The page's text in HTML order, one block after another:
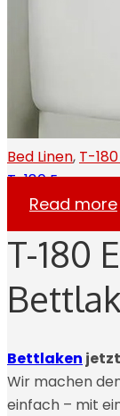
Bed Linen, T-
T-180
Read more
T-180
Bettlaken
Wir machen
einfach – mit